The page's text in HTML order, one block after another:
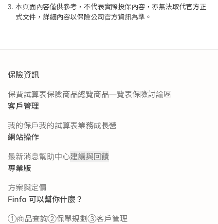
本頁面內容僅供參考，不代表實際投保內容，亦無法取代官方正
式文件，詳細內容以保險公司官方資訊為準。
保險資訊
保費試算表保險商品總覽商品一覽表保險討論區
客戶管理
我的保戶我的試算表業務成長營
網站操作
最新消息幫助中心建議與回饋
專業版
方案與定價
Finfo 可以幫你什麼？
商品查詢
保單規劃 客戶管理